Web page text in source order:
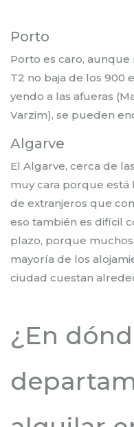
Porto
Porto es caro, aunque
T2 no baja de los 900
yendo a las afueras
Varzim), se pueden
Algarve
El Algarve, cerca de
muy cara porque está
de extranjeros que
eso también es difícil
plazo, porque muchos
mayoría de los
ciudad cuestan
¿En